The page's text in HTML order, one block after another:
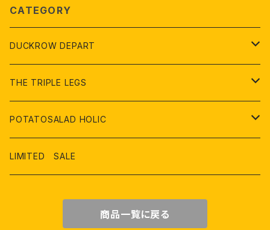
CATEGORY
DUCKROW DEPART
２階 アパレル、雑貨
３階 家具、ライフスタイル
４ 階 アウトドア、レジャー
THE TRIPLE LEGS
オリジナル製品
USED、リメイク品
POTATOSALAD HOLIC
アパレル
LIMITED SALE
商品一覧に戻る